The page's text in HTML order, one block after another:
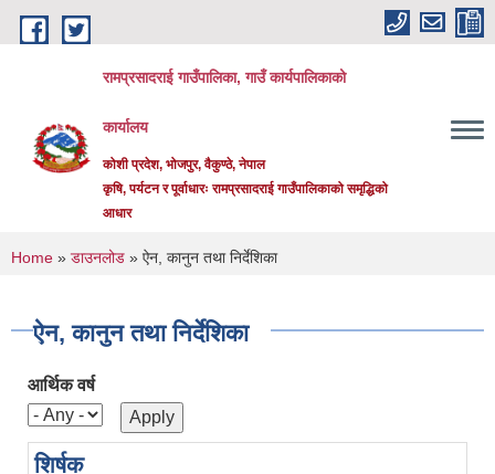
Skip to main content
रामप्रसादराई गाउँपालिका, गाउँ कार्यपालिकाको
कार्यालय
कोशी प्रदेश, भोजपुर, वैकुण्ठे, नेपाल
कृषि, पर्यटन र पूर्वाधारः रामप्रसादराई गाउँपालिकाको समृद्धिको
आधार
You are here
Home » डाउनलोड » ऐन, कानुन तथा निर्देशिका
ऐन, कानुन तथा निर्देशिका
आर्थिक वर्ष
शिर्षक